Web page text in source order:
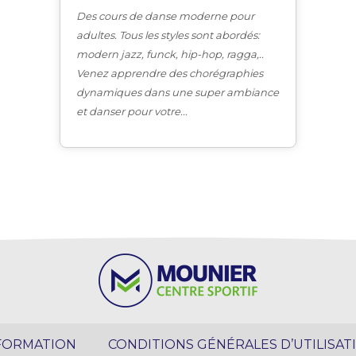
Des cours de danse moderne pour
adultes. Tous les styles sont abordés:
modern jazz, funck, hip-hop, ragga,..
Venez apprendre des chorégraphies
dynamiques dans une super ambiance
et danser pour votre...
CONDITIONS GÉNÉRALES